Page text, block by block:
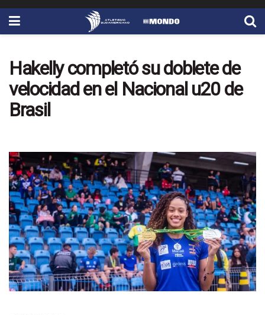
Hakelly completó su doblete de
velocidad en el Nacional u20 de
Brasil